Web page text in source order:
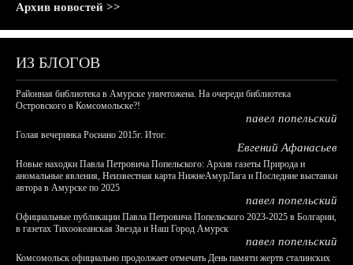
Архив новостей >>
ИЗ БЛОГОВ
Районная библиотека в Амурске уничтожена. На очереди библиотека
Островского в Комсомольске?!
павел попельский
Голая вечеринка Роснано 2015г. Итог.
Евгений Афанасьев
Новые находки Павла Петровича Попельского: Архив газеты Природа и
аномальные явления, Неизвестная карта НижнеАмурЛага и Последние выставки
автора в Амурске по 2025
павел попельский
Официальные публикации Павла Петровича Попельского 2023-2025 в Болгарии,
в газетах Тихоокеанская Звезда и Наш Город Амурск
павел попельский
Комсомольск официально продолжает отмечать День памяти жертв сталинских